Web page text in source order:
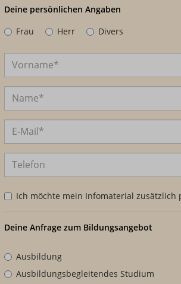
Deine persönlichen Angaben
Frau
Herr Divers
Ich möchte mein Infomaterial zusätzlich
Deine Anfrage zum Bildungsangebot
Ausbildung
Ausbildungsbegleitendes Studium